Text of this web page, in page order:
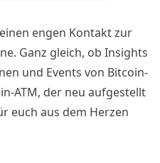
engen Kontakt zur
Ganz gleich, ob Insights
und Events von Bitcoin-
ATM, der neu aufgestellt
euch aus dem Herzen